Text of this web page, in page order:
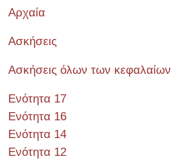
Αρχαία
Ασκήσεις
Ασκήσεις όλων των κεφαλαίων
Ενότητα 17
Ενότητα 16
Ενότητα 14
Ενότητα 12